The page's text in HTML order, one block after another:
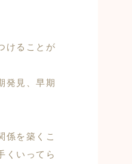
けることが
発見、早期
係を築くこ
くいってら